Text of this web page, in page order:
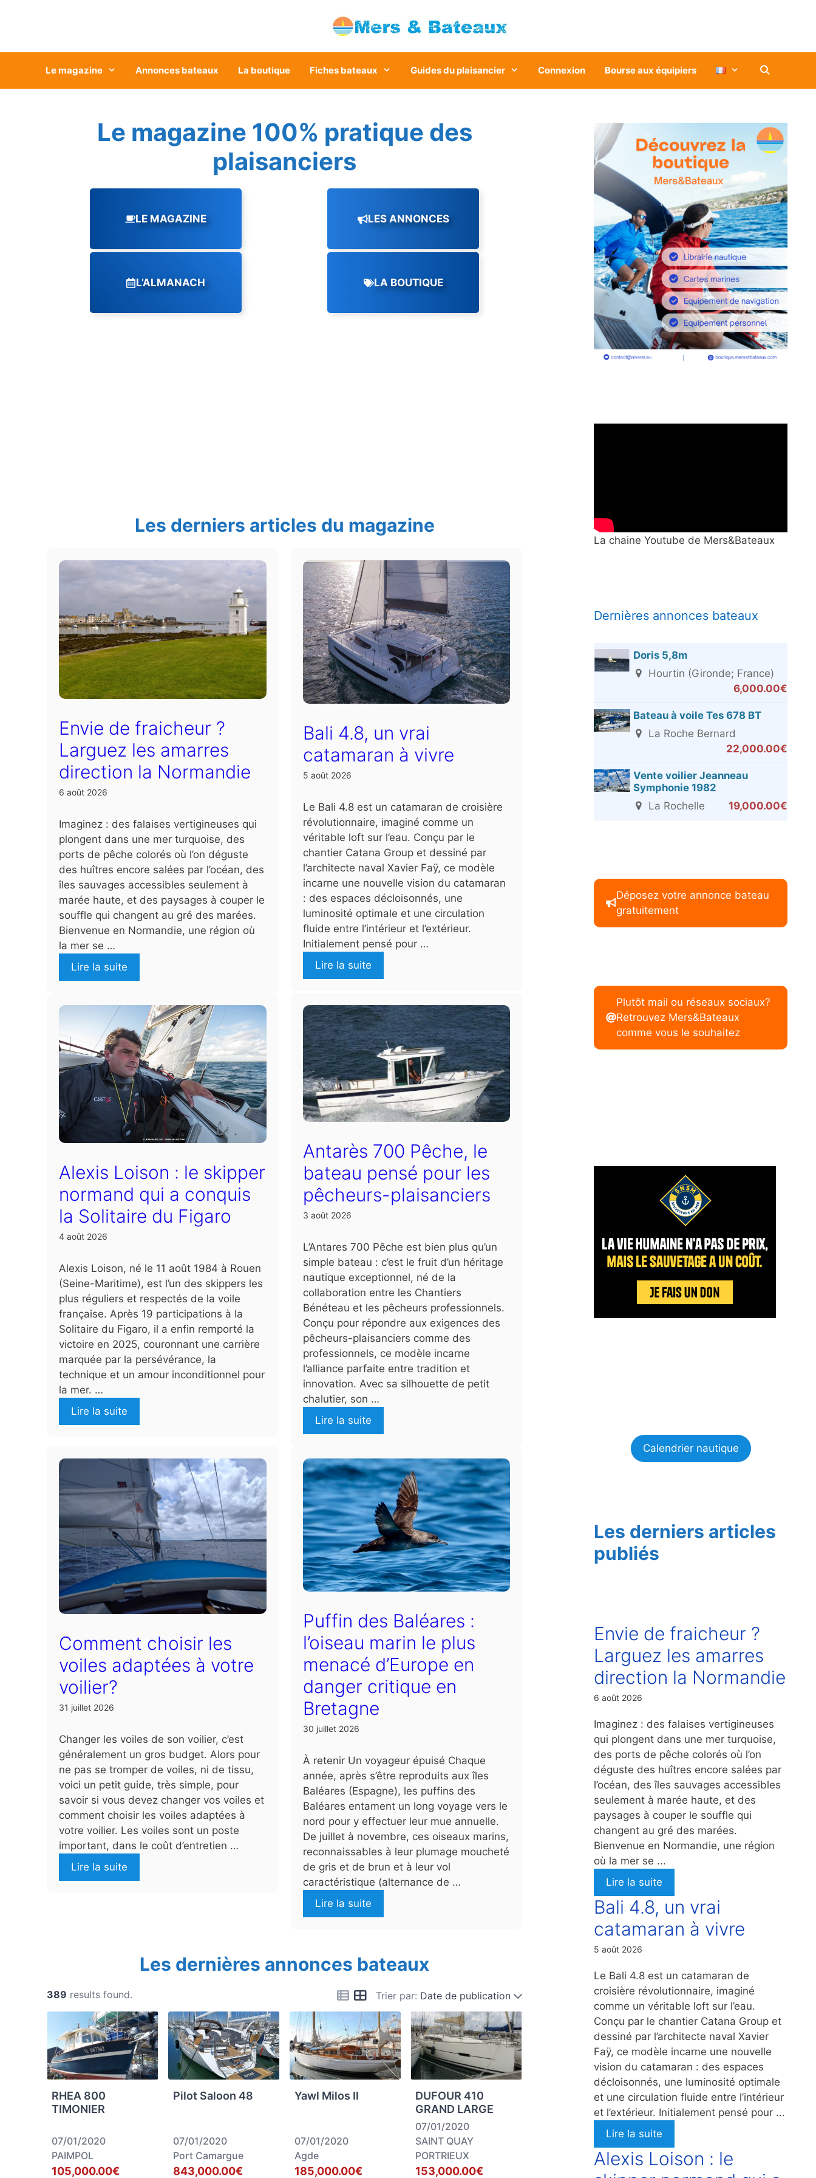
Le magazine Annonces bateaux La boutique Fiches bateaux Guides du plaisancier Connexion Bourse aux équipiers
Le magazine 100% pratique des
plaisanciers
LE MAGAZINE LES ANNONCES
L’ALMANACH LA BOUTIQUE
Les derniers articles du magazine
Envie de fraicheur ?
Larguez les amarres
direction la Normandie
6 août 2026
Imaginez : des falaises vertigineuses qui
plongent dans une mer turquoise, des
ports de pêche colorés où l’on déguste
des huîtres encore salées par l’océan, des
îles sauvages accessibles seulement à
marée haute, et des paysages à couper le
souffle qui changent au gré des marées.
Bienvenue en Normandie, une région où
la mer se …
Lire la suite
Bali 4.8, un vrai
catamaran à vivre
5 août 2026
Le Bali 4.8 est un catamaran de croisière
révolutionnaire, imaginé comme un
véritable loft sur l’eau. Conçu par le
chantier Catana Group et dessiné par
l’architecte naval Xavier Faÿ, ce modèle
incarne une nouvelle vision du catamaran
: des espaces décloisonnés, une
luminosité optimale et une circulation
fluide entre l’intérieur et l’extérieur.
Initialement pensé pour …
Lire la suite
Alexis Loison : le skipper
normand qui a conquis
la Solitaire du Figaro
4 août 2026
Alexis Loison, né le 11 août 1984 à Rouen
(Seine-Maritime), est l’un des skippers les
plus réguliers et respectés de la voile
française. Après 19 participations à la
Solitaire du Figaro, il a enfin remporté la
victoire en 2025, couronnant une carrière
marquée par la persévérance, la
technique et un amour inconditionnel pour
la mer. …
Lire la suite
Antarès 700 Pêche, le
bateau pensé pour les
pêcheurs-plaisanciers
3 août 2026
L’Antares 700 Pêche est bien plus qu’un
simple bateau : c’est le fruit d’un héritage
nautique exceptionnel, né de la
collaboration entre les Chantiers
Bénéteau et les pêcheurs professionnels.
Conçu pour répondre aux exigences des
pêcheurs-plaisanciers comme des
professionnels, ce modèle incarne
l’alliance parfaite entre tradition et
innovation. Avec sa silhouette de petit
chalutier, son …
Lire la suite
Comment choisir les
voiles adaptées à votre
voilier?
31 juillet 2026
Changer les voiles de son voilier, c’est
généralement un gros budget. Alors pour
ne pas se tromper de voiles, ni de tissu,
voici un petit guide, très simple, pour
savoir si vous devez changer vos voiles et
comment choisir les voiles adaptées à
votre voilier. Les voiles sont un poste
important, dans le coût d’entretien …
Lire la suite
Puffin des Baléares :
l’oiseau marin le plus
menacé d’Europe en
danger critique en
Bretagne
30 juillet 2026
À retenir Un voyageur épuisé Chaque
année, après s’être reproduits aux îles
Baléares (Espagne), les puffins des
Baléares entament un long voyage vers le
nord pour y effectuer leur mue annuelle.
De juillet à novembre, ces oiseaux marins,
reconnaissables à leur plumage moucheté
de gris et de brun et à leur vol
caractéristique (alternance de …
Lire la suite
Les dernières annonces bateaux
Trier par: Date de publication
389 results found.
RHEA 800
TIMONIER
07/01/2020
PAIMPOL
105,000.00€
Pilot Saloon 48
07/01/2020
Port Camargue
843,000.00€
Yawl Milos II
07/01/2020
Agde
185,000.00€
DUFOUR 410
GRAND LARGE
07/01/2020
SAINT QUAY
PORTRIEUX
153,000.00€
La chaine Youtube de Mers&Bateaux
Dernières annonces bateaux
Doris 5,8m
Hourtin (Gironde; France)
6,000.00€
Bateau à voile Tes 678 BT
La Roche Bernard
22,000.00€
Vente voilier Jeanneau
Symphonie 1982
La Rochelle
19,000.00€
Déposez votre annonce bateau
gratuitement
Plutôt mail ou réseaux sociaux?
Retrouvez Mers&Bateaux
comme vous le souhaitez
Calendrier nautique
Les derniers articles
publiés
Envie de fraicheur ?
Larguez les amarres
direction la Normandie
6 août 2026
Imaginez : des falaises vertigineuses
qui plongent dans une mer turquoise,
des ports de pêche colorés où l’on
déguste des huîtres encore salées par
l’océan, des îles sauvages accessibles
seulement à marée haute, et des
paysages à couper le souffle qui
changent au gré des marées.
Bienvenue en Normandie, une région
où la mer se ...
Lire la suite
Bali 4.8, un vrai
catamaran à vivre
5 août 2026
Le Bali 4.8 est un catamaran de
croisière révolutionnaire, imaginé
comme un véritable loft sur l’eau.
Conçu par le chantier Catana Group et
dessiné par l’architecte naval Xavier
Faÿ, ce modèle incarne une nouvelle
vision du catamaran : des espaces
décloisonnés, une luminosité optimale
et une circulation fluide entre l’intérieur
et l’extérieur. Initialement pensé pour ...
Lire la suite
Alexis Loison : le